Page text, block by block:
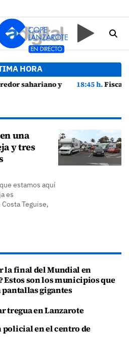
HORA
18:45 h.Fiscalía denuncia a Yonathan de León y a Echedey
una
y tres
estamos aquí
es
Teguise,
la final del Mundial en
Estos son los municipios que
gigantes
tregua en Lanzarote
policial en el centro de